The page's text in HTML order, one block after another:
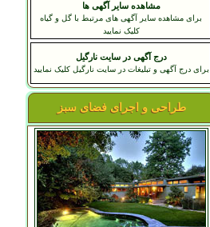
مشاهده سایر آگهی ها
برای مشاهده سایر آگهی های مرتبط با گل و گیاه
کلیک نمایید
درج آگهی در سایت نارگیل
برای درج آگهی و تبلیغات در سایت نارگیل کلیک نمایید
طراحی و اجرای فضای سبز